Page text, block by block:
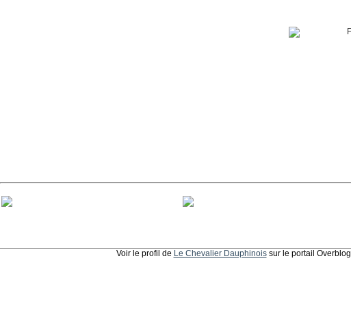
Voir le profil de Le Chevalier Dauphinoissur le portail Overblog